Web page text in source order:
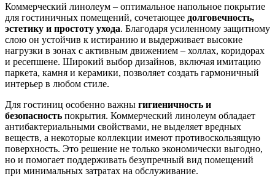
Коммерческий линолеум – оптимальное напольное покрытие
для гостиничных помещений, сочетающее долговечность,
эстетику и простоту ухода. Благодаря усиленному защитному
слою он устойчив к истиранию и выдерживает высокие
нагрузки в зонах с активным движением – холлах, коридорах
и ресепшене. Широкий выбор дизайнов, включая имитацию
паркета, камня и керамики, позволяет создать гармоничный
интерьер в любом стиле.
Для гостиниц особенно важны гигиеничность и
безопасность покрытия. Коммерческий линолеум обладает
антибактериальными свойствами, не выделяет вредных
веществ, а некоторые коллекции имеют противоскользящую
поверхность. Это решение не только экономически выгодно,
но и помогает поддерживать безупречный вид помещений
при минимальных затратах на обслуживание.